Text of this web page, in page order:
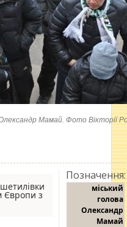
Мамай. Фото Вікторії
Європи з
Позначення:
міський
голова
Олександр
Мамай